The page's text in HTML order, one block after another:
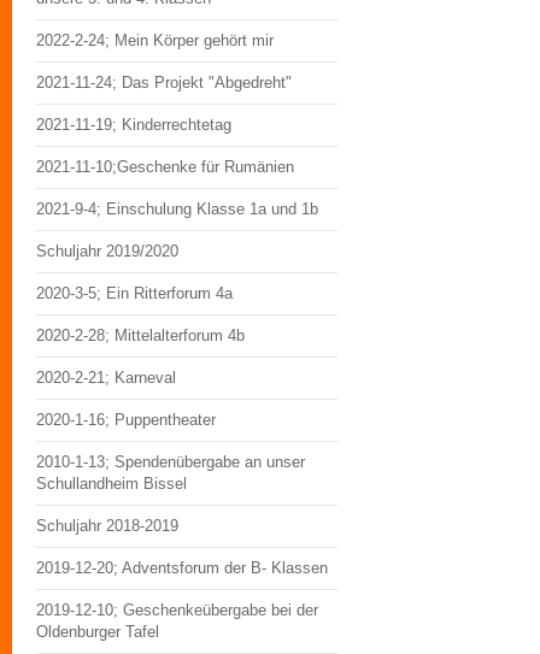
2022-2-24; Mein Körper gehört mir
2021-11-24; Das Projekt "Abgedreht"
2021-11-19; Kinderrechtetag
2021-11-10;Geschenke für Rumänien
2021-9-4; Einschulung Klasse 1a und 1b
Schuljahr 2019/2020
2020-3-5; Ein Ritterforum 4a
2020-2-28; Mittelalterforum 4b
2020-2-21; Karneval
2020-1-16; Puppentheater
2010-1-13; Spendenübergabe an unser
Schullandheim Bissel
Schuljahr 2018-2019
2019-12-20; Adventsforum der B- Klassen
2019-12-10; Geschenkeübergabe bei der
Oldenburger Tafel